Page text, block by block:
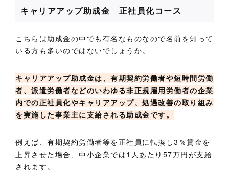
キャリアアップ助成金 正社員化コース
こちらは助成金の中でも有名なものなので名前を知って
いる方も多いのではないでしょうか。
キャリアアップ助成金は、有期契約労働者や短時間労働
者、派遣労働者などのいわゆる非正規雇用労働者の企業
内での正社員化やキャリアアップ、処遇改善の取り組み
を実施した事業主に支給される助成金です。
例えば、有期契約労働者等を正社員に転換し3％賃金を
上昇させた場合、中小企業では1人あたり57万円が支給
されます。